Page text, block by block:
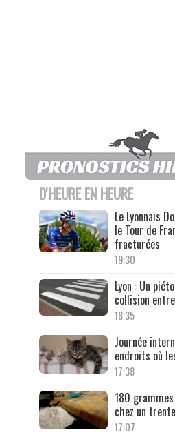
D'HEURE EN HEURE
Le Lyonnais
le Tour de
fracturées
19:30
Lyon : Un
collision
18:35
Journée
endroits où
17:38
180
chez un
17:07